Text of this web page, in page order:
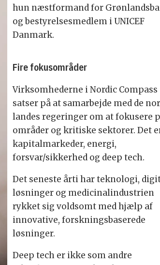
hun næstformand for
og bestyrelsesmedlem i UNICEF
Danmark.
Fire fokusområder
Virksomhederne i Nordic Compass
satser på at samarbejde med de
landes regeringer om at fokusere
områder og kritiske sektorer. Det
kapitalmarkeder, energi,
forsvar/sikkerhed og deep tech.
Det seneste årti har teknologi,
løsninger og medicinalindustrien
rykket sig voldsomt med hjælp af
innovative, forskningsbaserede
løsninger.
Deep tech er ikke som andre